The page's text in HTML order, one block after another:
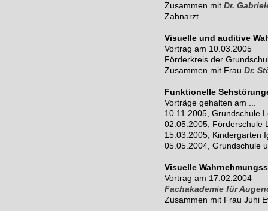
Zusammen mitDr.
Zahnarzt.
Visuelle und auditive
Vortrag am 10.03.2005
Förderkreis der
Zusammen mit FrauDr.
Funktionelle
Vorträge gehalten am ...
10.11.2005, Grundschule
02.05.2005, Förderschule
15.03.2005, Kindergarten
05.05.2004, Grundschule
Visuelle
Vortrag am 17.02.2004
Fachakademie für
Zusammen mit Frau Juhi